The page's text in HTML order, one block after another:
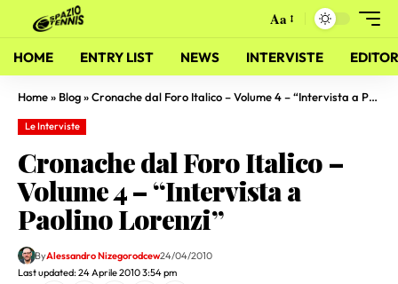
Aa
HOME ENTRY LIST NEWS INTERVISTE
Home» Blog»Cronache dal Foro Italico – Volume 4 – “Intervista a Paolino Lorenzi”
Le Interviste
Cronache dal Foro Italico –
Volume 4 – “Intervista a
Paolino Lorenzi”
Last updated: 24 Aprile 2010 3:54 pm
ByAlessandro Nizegorodcew24/04/2010